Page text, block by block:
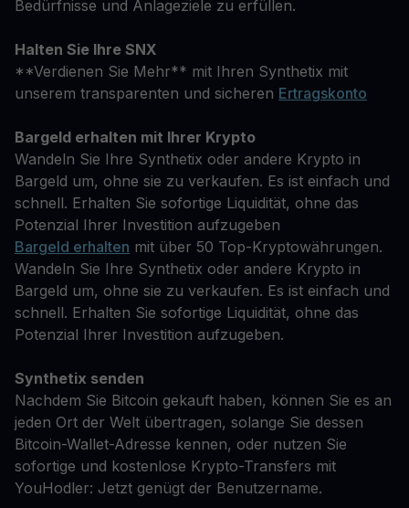
Bedürfnisse und Anlageziele zu erfüllen.
Halten Sie Ihre SNX
**Verdienen Sie Mehr** mit Ihren Synthetix mit
unserem transparenten und sicheren Ertragskonto
Bargeld erhalten mit Ihrer Krypto
Wandeln Sie Ihre Synthetix oder andere Krypto in
Bargeld um, ohne sie zu verkaufen. Es ist einfach und
schnell. Erhalten Sie sofortige Liquidität, ohne das
Potenzial Ihrer Investition aufzugeben
Bargeld erhalten mit über 50 Top-Kryptowährungen.
Wandeln Sie Ihre Synthetix oder andere Krypto in
Bargeld um, ohne sie zu verkaufen. Es ist einfach und
schnell. Erhalten Sie sofortige Liquidität, ohne das
Potenzial Ihrer Investition aufzugeben.
Synthetix senden
Nachdem Sie Bitcoin gekauft haben, können Sie es an
jeden Ort der Welt übertragen, solange Sie dessen
Bitcoin-Wallet-Adresse kennen, oder nutzen Sie
sofortige und kostenlose Krypto-Transfers mit
YouHodler: Jetzt genügt der Benutzername.